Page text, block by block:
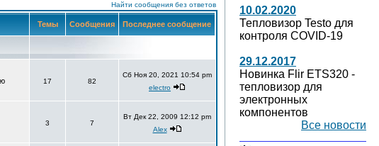
Найти сообщения без ответов
Темы Сообщения Последнее сообщение
17 82
Сб Ноя 20, 2021 10:54 pm
electro
3 7
Вт Дек 22, 2009 12:12 pm
Alex
10.02.2020
Тепловизор Testo для
контроля COVID-19
29.12.2017
Новинка Flir ETS320 -
тепловизор для
электронных
компонентов
Все новости